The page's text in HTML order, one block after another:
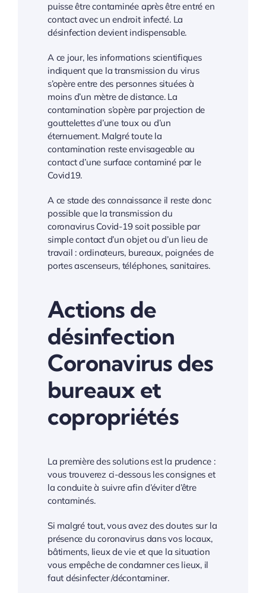
puisse être contaminée après être entré en
contact avec un endroit infecté. La
désinfection devient indispensable.
A ce jour, les informations scientifiques
indiquent que la transmission du virus
s’opère entre des personnes situées à
moins d’un mètre de distance. La
contamination s’opère par projection de
gouttelettes d’une toux ou d’un
éternuement. Malgré toute la
contamination reste envisageable au
contact d’une surface contaminé par le
Covid19.
A ce stade des connaissance il reste donc
possible que la transmission du
coronavirus Covid-19 soit possible par
simple contact d’un objet ou d’un lieu de
travail : ordinateurs, bureaux, poignées de
portes ascenseurs, téléphones, sanitaires.
Actions de
désinfection
Coronavirus des
bureaux et
copropriétés
La première des solutions est la prudence :
vous trouverez ci-dessous les consignes et
la conduite à suivre afin d’éviter d’être
contaminés.
Si malgré tout, vous avez des doutes sur la
présence du coronavirus dans vos locaux,
bâtiments, lieux de vie et que la situation
vous empêche de condamner ces lieux, il
faut désinfecter /décontaminer.